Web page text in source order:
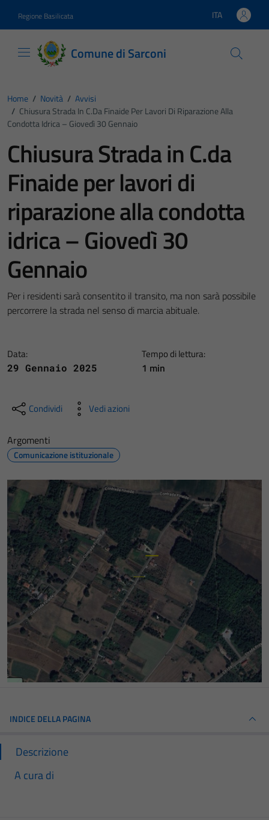
Regione Basilicata Lingua attiva:
ITA
Comune di Sarconi
Home / Novità / Avvisi
/ Chiusura Strada In C.da Finaide Per Lavori Di Riparazione Alla
Condotta Idrica – Giovedì 30 Gennaio
Chiusura Strada in C.da
Finaide per lavori di
riparazione alla condotta
idrica – Giovedì 30
Gennaio
Per i residenti sarà consentito il transito, ma non sarà possibile
percorrere la strada nel senso di marcia abituale.
Data:
29 Gennaio 2025
Tempo di lettura:
1 min
Condividi Vedi azioni
Argomenti
Comunicazione istituzionale
INDICE DELLA PAGINA
Descrizione
A cura di